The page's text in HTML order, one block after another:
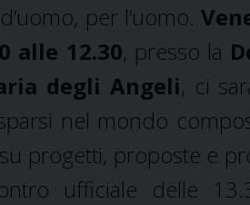
per l’uomo.
alle 12.30, presso la
degli Angeli, ci
nel mondo
progetti, proposte e
ufficiale delle